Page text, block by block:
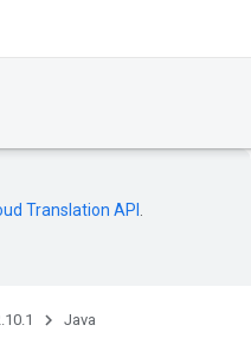
Translation API
Java